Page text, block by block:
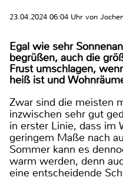
23.04.2024 06:04 Uhr von
Egal wie sehr
begrüßen, auch die
Frust umschlagen,
heiß ist und
Zwar sind die meisten
inzwischen sehr gut
in erster Linie, dass im
geringem Maße nach
Sommer kann es
warm werden, denn
eine entscheidende